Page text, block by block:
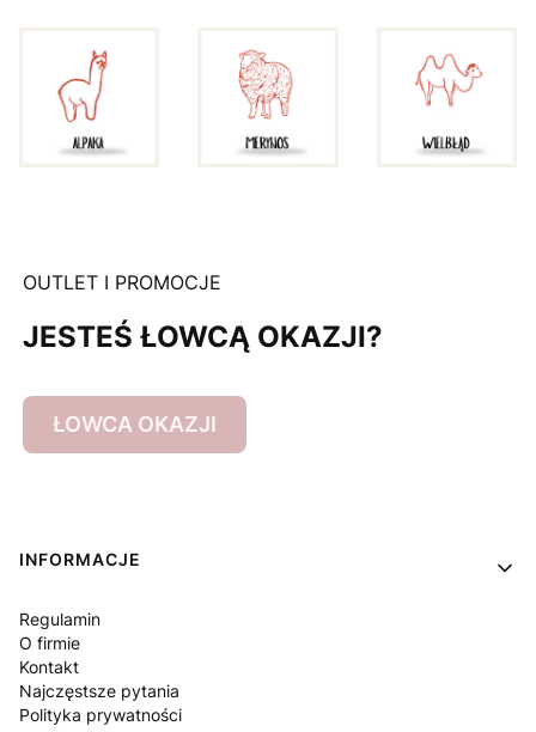
OUTLET I PROMOCJE
JESTEŚ ŁOWCĄ OKAZJI?
ŁOWCA OKAZJI
Linki w stopce
INFORMACJE
Regulamin
O firmie
Kontakt
Najczęstsze pytania
Polityka prywatności